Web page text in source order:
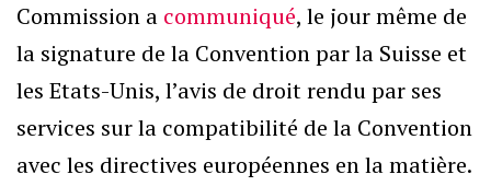
Commission a communiqué, le jour même de
la signature de la Convention par la Suisse et
les Etats-Unis, l’avis de droit rendu par ses
services sur la compatibilité de la Convention
avec les directives européennes en la matière.